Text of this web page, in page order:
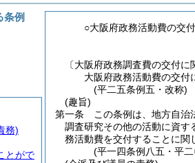
○大阪府政務活動費の交
〔大阪府政務調査費の交付
大阪府政務活動費の交付
(平二五条例五・改称)
(趣旨)
第一条
この条例は、地方自治
調査研究その他の活動に資す
務活動費を交付することに関
(平一四条例八五・平
条例
務)
とがで